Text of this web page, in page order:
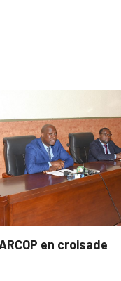
INTÉGRATION
Gestion